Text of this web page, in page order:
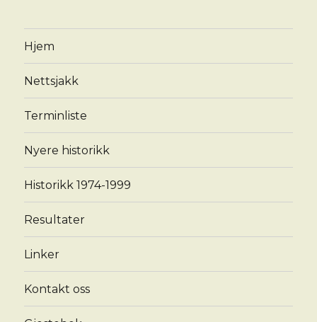
Hjem
Nettsjakk
Terminliste
Nyere historikk
Historikk 1974-1999
Resultater
Linker
Kontakt oss